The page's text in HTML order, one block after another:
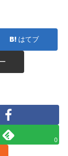
はてブ
0